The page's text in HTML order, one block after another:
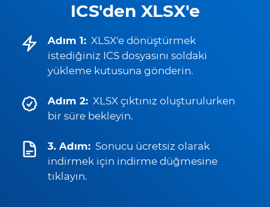
ICS'den XLSX'e
Adım 1: XLSX'e dönüştürmek
istediğiniz ICS dosyasını soldaki
yükleme kutusuna gönderin.
Adım 2: XLSX çıktınız oluşturulurken
bir süre bekleyin.
3. Adım: Sonucu ücretsiz olarak
indirmek için indirme düğmesine
tıklayın.